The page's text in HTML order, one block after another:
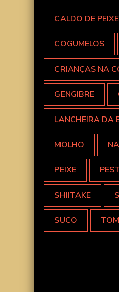
CALDO DE PEIXE
COGUMELOS
CRIANÇAS NA
GENGIBRE
LANCHEIRA DA
MOLHO
PEIXE
SHIITAKE
SUCO